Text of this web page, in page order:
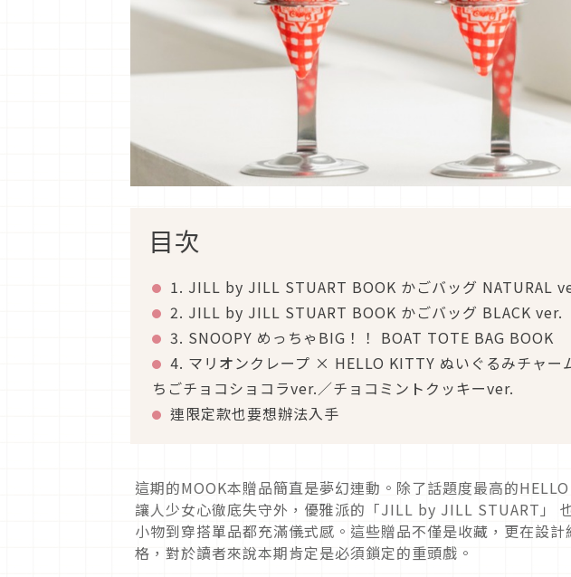
目次
1. JILL by JILL STUART BOOK かごバッグ NATURAL
2. JILL by JILL STUART BOOK かごバッグ BLACK ver.
3. SNOOPY めっちゃBIG！！ BOAT TOTE BAG BOOK
4. マリオンクレープ × HELLO KITTY ぬいぐるみチャー
ちごチョコショコラver.／チョコミントクッキーver.
連限定款也要想辦法入手
這期的MOOK本贈品簡直是夢幻連動。除了話題度最高的
讓人少女心徹底失守外，優雅派的「JILL by JILL STUART」
小物到穿搭單品都充滿儀式感。這些贈品不僅是收藏，更在設
格，對於讀者來說本期肯定是必須鎖定的重頭戲。